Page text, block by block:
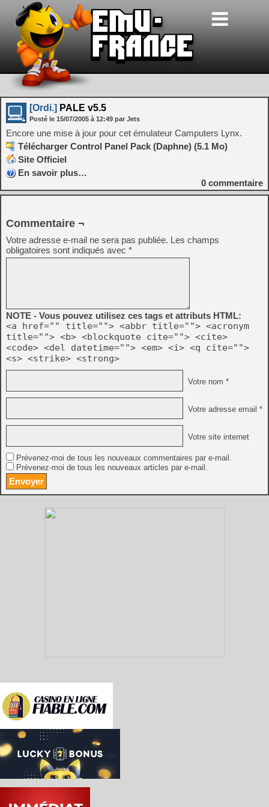
[Ordi.] PALE v5.5
Posté le 15/07/2005 à 12:49 par Jets
Encore une mise à jour pour cet émulateur Camputers Lynx.
Télécharger Control Panel Pack (Daphne) (5.1 Mo)
Site Officiel
En savoir plus…
0 commentaire
Commentaire ¬
Votre adresse e-mail ne sera pas publiée. Les champs
obligatoires sont indiqués avec *
NOTE - Vous pouvez utilisez ces tags et attributs HTML:
<a href="" title=""> <abbr title=""> <acronym
title=""> <b> <blockquote cite=""> <cite>
<code> <del datetime=""> <em> <i> <q cite="">
<s> <strike> <strong>
Votre nom *
Votre adresse email *
Votre site internet
Prévenez-moi de tous les nouveaux commentaires par e-mail.
Prévenez-moi de tous les nouveaux articles par e-mail.